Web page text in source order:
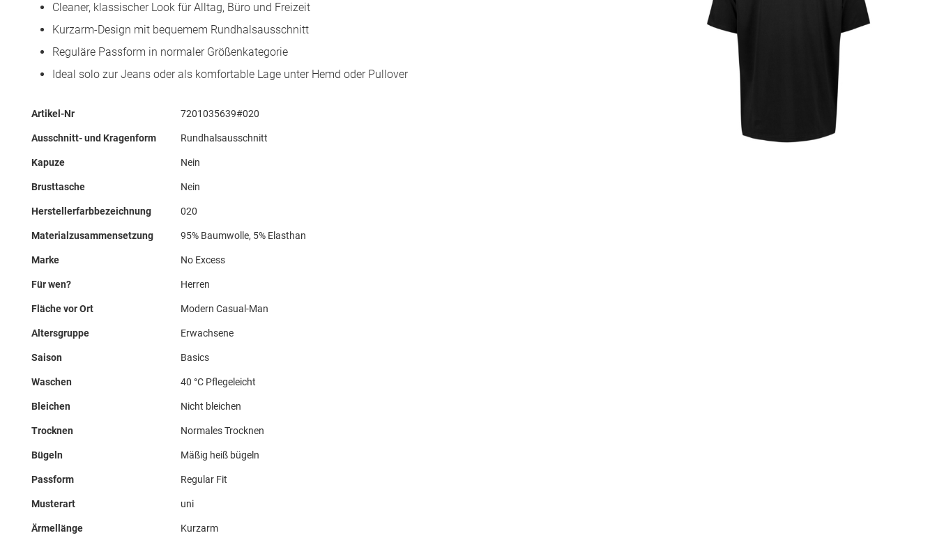
Cleaner, klassischer Look für Alltag, Büro und Freizeit
Kurzarm-Design mit bequemem Rundhalsausschnitt
Reguläre Passform in normaler Größenkategorie
Ideal solo zur Jeans oder als komfortable Lage unter Hemd oder Pullover
Mehr
Artikel-Nr 7201035639#020
Ausschnitt- und Kragenform Rundhalsausschnitt
Kapuze Nein
Brusttasche Nein
Herstellerfarbbezeichnung 020
Materialzusammensetzung 95% Baumwolle, 5% Elasthan
Marke No Excess
Für wen? Herren
Fläche vor Ort Modern Casual-Man
Altersgruppe Erwachsene
Saison Basics
Waschen 40 °C Pflegeleicht
Bleichen Nicht bleichen
Trocknen Normales Trocknen
Bügeln Mäßig heiß bügeln
Passform Regular Fit
Musterart uni
Ärmellänge Kurzarm